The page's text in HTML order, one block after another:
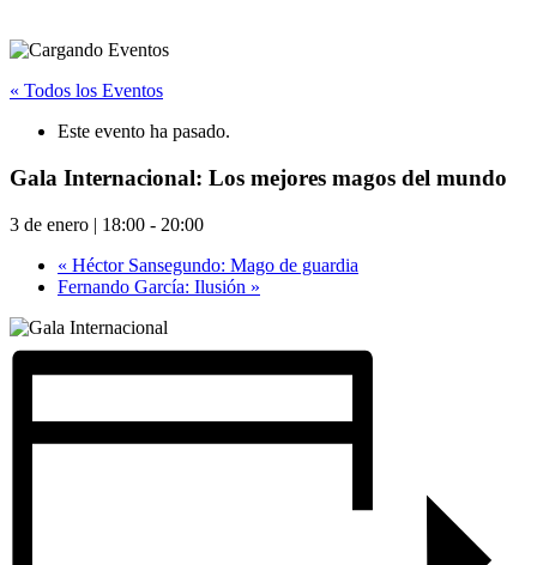
« Todos los Eventos
Este evento ha pasado.
Gala Internacional: Los mejores magos del mundo
3 de enero | 18:00 - 20:00
« Héctor Sansegundo: Mago de guardia
Fernando García: Ilusión »